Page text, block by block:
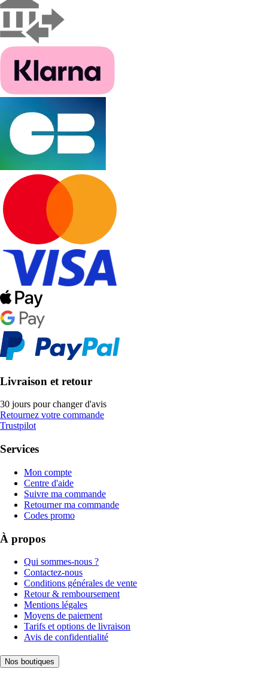
Livraison et retour
30 jours pour changer d'avis
Retournez votre commande
Trustpilot
Services
Mon compte
Centre d'aide
Suivre ma commande
Retourner ma commande
Codes promo
À propos
Qui sommes-nous ?
Contactez-nous
Conditions générales de vente
Retour & remboursement
Mentions légales
Moyens de paiement
Tarifs et options de livraison
Avis de confidentialité
Nos boutiques